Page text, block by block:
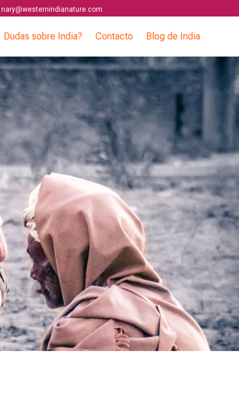
nary@westernindianature.com
Dudas sobre India? Contacto Blog de India